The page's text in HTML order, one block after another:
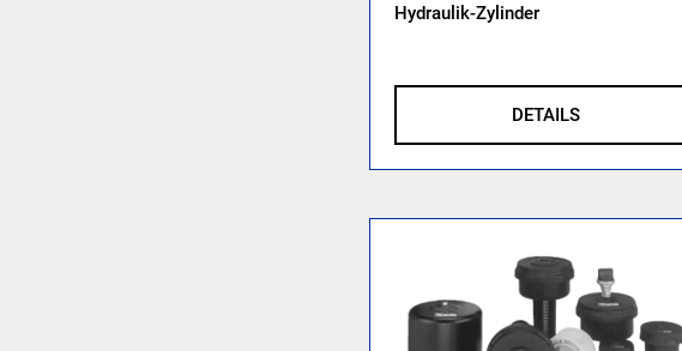
Hydraulik-Zylinder
DETAILS